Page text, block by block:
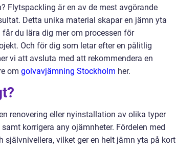
Flytspackling är en av de mest avgörande
Detta unika material skapar en jämn yta
du lära dig mer om processen för
Och för dig som letar efter en pålitlig
vi att avsluta med att rekommendera en
om golvavjämning Stockholm her.
renovering eller nyinstallation av olika typer
korrigera any ojämnheter. Fördelen med
vilket ger en helt jämn yta på kort